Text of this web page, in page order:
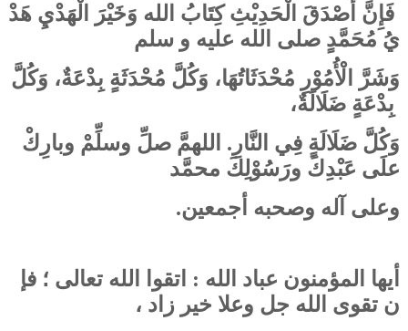
فَإِنَّ أَصْدَقَ الْحَدِيْثِ كِتَابُ الله وَخَيْرَ الْهَدْيِ هَدْ
يُ مُحَمَّدٍ صلى الله عليه و سلم
وَشَرَّ الْأُمُوْرِ مُحْدَثَاتُهَا، وَكُلَّ مُحْدَثَةٍ بِدْعَةٌ، وَكُلَّ
بِدْعَةٍ ضَلَالَةٌ،
وَكُلَّ ضَلَالَةٍ فِي النَّارِ. اللهمَّ صلِّ وسلِّمْ وبارِكْ
علَى عَبْدِكَ ورَسُوْلِكَ محمَّد
وعلى آله وصحبه أجمعين.
أيها المؤمنون عباد الله : اتقوا الله تعالى ؛ فإ
ن تقوى الله جل وعلا خير زاد ،